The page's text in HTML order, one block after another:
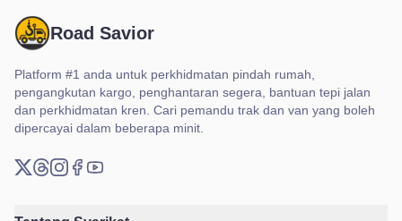
Road Savior
Platform #1 anda untuk perkhidmatan pindah rumah,
pengangkutan kargo, penghantaran segera, bantuan tepi jalan
dan perkhidmatan kren. Cari pemandu trak dan van yang boleh
dipercayai dalam beberapa minit.